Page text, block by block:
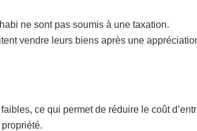
ne sont pas soumis à une taxation.
vendre leurs biens après une
ce qui permet de réduire le coût